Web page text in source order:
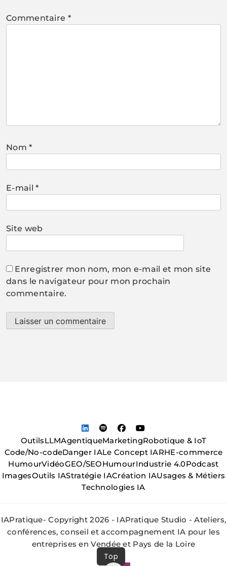
Commentaire *
Nom*
E-mail*
Site web
Enregistrer mon nom, mon e-mail et mon site
dans le navigateur pour mon prochain
commentaire.
OutilsLLMAgentiqueMarketingRobotique & IoT
Code/No-codeDanger IALe Concept IARHE-commerce
HumourVidéoGEO/SEOHumourIndustrie 4.0Podcast
ImagesOutils IAStratégie IACréation IAUsages & Métiers
Technologies IA
IAPratique- Copyright 2026 - IAPratique Studio - Ateliers,
conférences, conseil et accompagnement IA pour les
entreprises en Vendée et Pays de la Loire
Top